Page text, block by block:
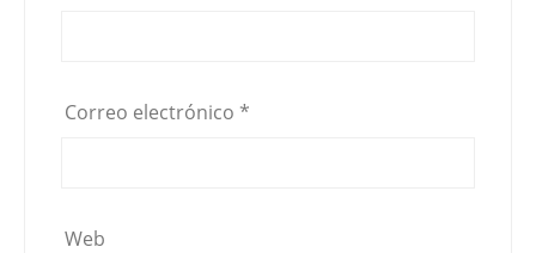
Correo electrónico *
Web